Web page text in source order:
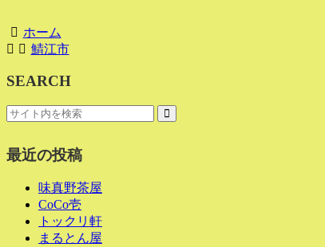
ホーム
鯖江市
SEARCH
最近の投稿
味真野茶屋
CoCo壱
トックリ軒
まるとん屋